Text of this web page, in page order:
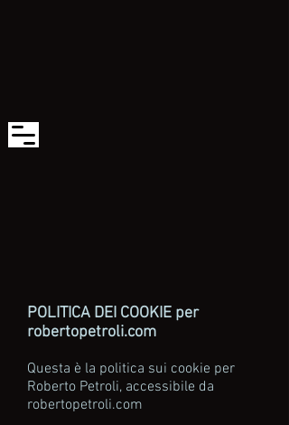
POLITICA DEI COOKIE per
robertopetroli.com
Questa è la politica sui cookie per
Roberto Petroli, accessibile da
robertopetroli.com